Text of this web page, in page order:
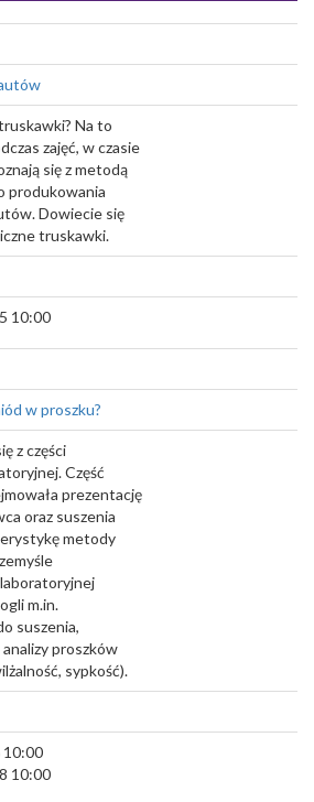
Na to
zajęć, w czasie
się z metodą
produkowania
Dowiecie się
truskawki.
10:00
w proszku?
z części
Część
prezentację
oraz suszenia
metody
m.in.
suszenia,
proszków
sypkość).
10:00